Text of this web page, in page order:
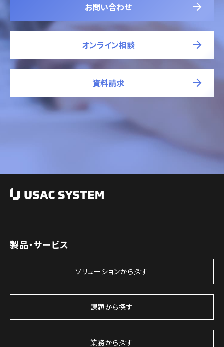
お問い合わせ
オンライン相談
資料請求
製品・サービス
ソリューションから探す
課題から探す
業務から探す